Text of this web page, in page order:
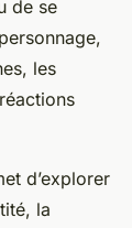
de se
les
d’explorer
la